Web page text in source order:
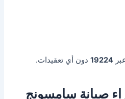
19224 دون أي تعقيدات.
صيانة سامسونج